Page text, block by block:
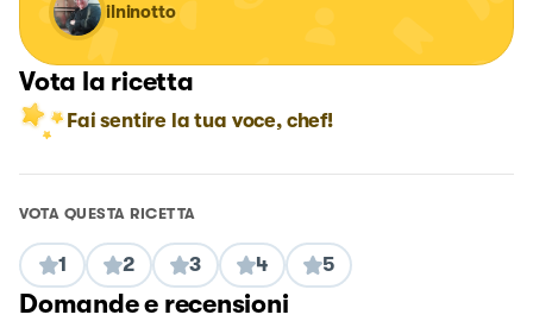
ilninotto
Vota la ricetta
Fai sentire la tua voce, chef!
VOTA QUESTA RICETTA
1 2 3 4 5
Domande e recensioni